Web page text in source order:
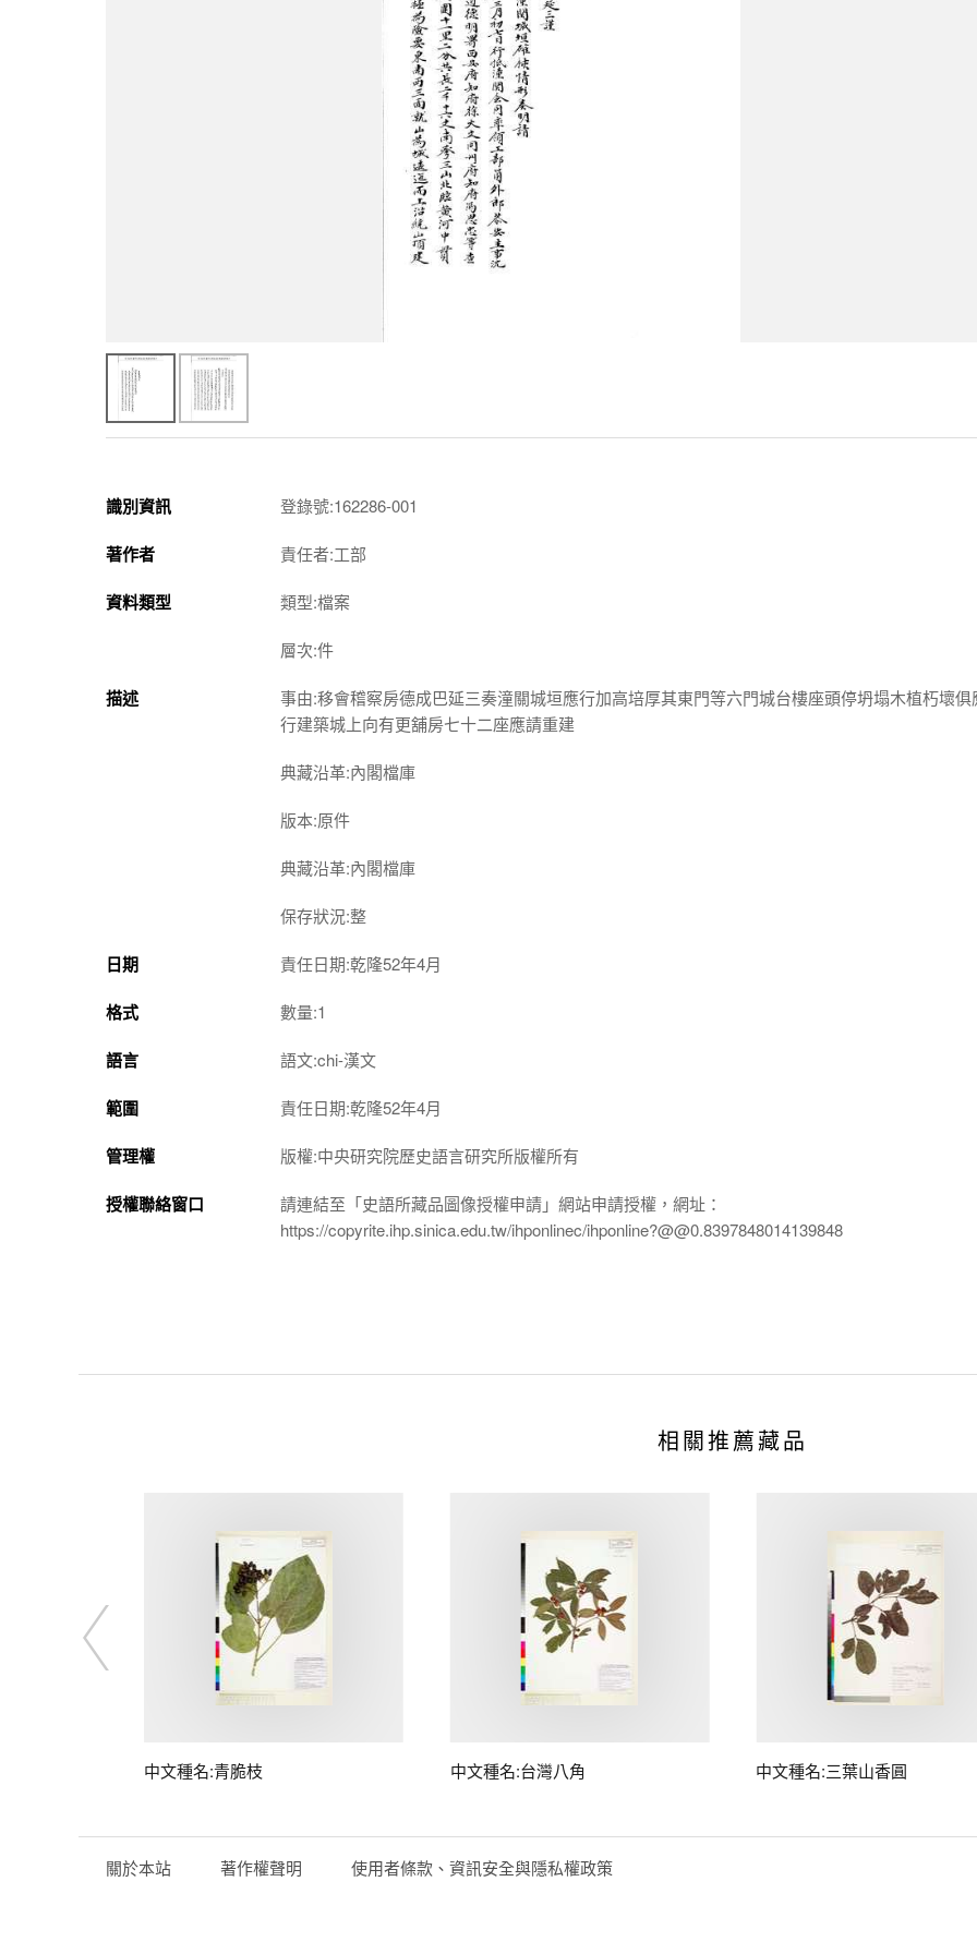
識別資訊 登錄號:162286-001
著作者 責任者:工部
資料類型 類型:檔案
層次:件
描述
事由:移會稽察房德成巴延三奏潼關城垣應行加高培厚其東門等六門城台樓座頭停坍塌木植朽壞俱
行建築城上向有更舖房七十二座應請重建
典藏沿革:內閣檔庫
版本:原件
典藏沿革:內閣檔庫
保存狀況:整
日期 責任日期:乾隆52年4月
格式 數量:1
語言 語文:chi-漢文
範圍 責任日期:乾隆52年4月
管理權 版權:中央研究院歷史語言研究所版權所有
授權聯絡窗口
請連結至「史語所藏品圖像授權申請」網站申請授權，網址：
https://copyrite.ihp.sinica.edu.tw/ihponlinec/ihponline?@@0.8397848014139848
相關推薦藏品
中文種名:青脆枝 中文種名:台灣八角 中文種名:三葉山香圓
關於本站 著作權聲明 使用者條款、資訊安全與隱私權政策